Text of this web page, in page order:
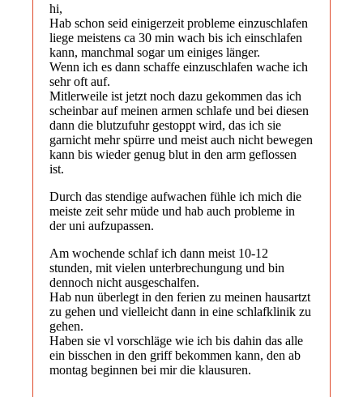
hi,
Hab schon seid einigerzeit probleme einzuschlafen
liege meistens ca 30 min wach bis ich einschlafen
kann, manchmal sogar um einiges länger.
Wenn ich es dann schaffe einzuschlafen wache ich
sehr oft auf.
Mitlerweile ist jetzt noch dazu gekommen das ich
scheinbar auf meinen armen schlafe und bei diesen
dann die blutzufuhr gestoppt wird, das ich sie
garnicht mehr spürre und meist auch nicht bewegen
kann bis wieder genug blut in den arm geflossen
ist.
Durch das stendige aufwachen fühle ich mich die
meiste zeit sehr müde und hab auch probleme in
der uni aufzupassen.
Am wochende schlaf ich dann meist 10-12
stunden, mit vielen unterbrechungung und bin
dennoch nicht ausgeschalfen.
Hab nun überlegt in den ferien zu meinen hausartzt
zu gehen und vielleicht dann in eine schlafklinik zu
gehen.
Haben sie vl vorschläge wie ich bis dahin das alle
ein bisschen in den griff bekommen kann, den ab
montag beginnen bei mir die klausuren.